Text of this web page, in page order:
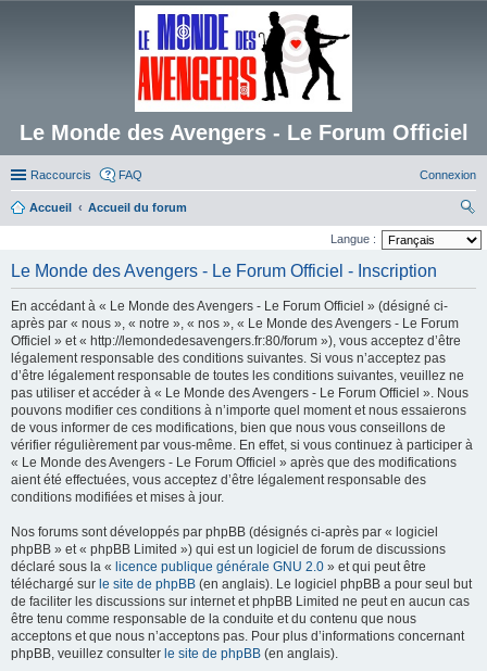
Le Monde des Avengers - Le Forum Officiel
Raccourcis FAQ Connexion
Accueil
Accueil du forum
ec
ch
Langue :
Le Monde des Avengers - Le Forum Officiel - Inscription
En accédant à « Le Monde des Avengers - Le Forum Officiel » (désigné ci-
après par « nous », « notre », « nos », « Le Monde des Avengers - Le Forum
Officiel » et « http://lemondedesavengers.fr:80/forum »), vous acceptez d’être
légalement responsable des conditions suivantes. Si vous n’acceptez pas
d’être légalement responsable de toutes les conditions suivantes, veuillez ne
pas utiliser et accéder à « Le Monde des Avengers - Le Forum Officiel ». Nous
pouvons modifier ces conditions à n’importe quel moment et nous essaierons
de vous informer de ces modifications, bien que nous vous conseillons de
vérifier régulièrement par vous-même. En effet, si vous continuez à participer à
« Le Monde des Avengers - Le Forum Officiel » après que des modifications
aient été effectuées, vous acceptez d’être légalement responsable des
conditions modifiées et mises à jour.
Nos forums sont développés par phpBB (désignés ci-après par « logiciel
phpBB » et « phpBB Limited ») qui est un logiciel de forum de discussions
déclaré sous la « licence publique générale GNU 2.0 » et qui peut être
téléchargé sur le site de phpBB (en anglais). Le logiciel phpBB a pour seul but
de faciliter les discussions sur internet et phpBB Limited ne peut en aucun cas
être tenu comme responsable de la conduite et du contenu que nous
acceptons et que nous n’acceptons pas. Pour plus d’informations concernant
phpBB, veuillez consulter le site de phpBB (en anglais).